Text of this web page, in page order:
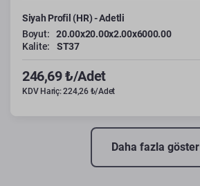
Siyah Profil (HR) - Adetli
Boyut:
20.00x20.00x2.00x6000.00
Kalite:
ST37
246,69 ₺/Adet
KDV Hariç: 224,26 ₺/Adet
Daha fazla göster